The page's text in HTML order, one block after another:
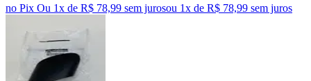
no Pix Ou 1x de R$ 78,99 sem jurosou 1x de R$ 78,99 sem juros